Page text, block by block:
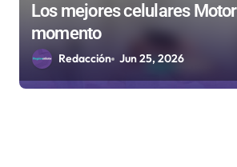
Los mejores celulares
momento
Redacción Jun 25, 2026